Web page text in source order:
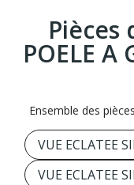
Pièces
POELE A
Ensemble des
VUE ECLATEE
VUE ECLATEE